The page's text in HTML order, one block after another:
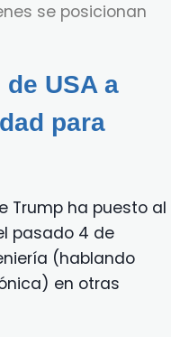
se posicionan
USA a
para
Trump ha puesto al
pasado 4 de
(hablando
en otras